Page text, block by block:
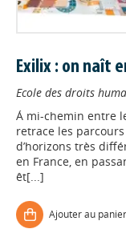
Exilix : on naît
Ecole des droits
Á mi-chemin entre
retrace les
d’horizons très
en France, en
êt[...]
Ajouter au panier